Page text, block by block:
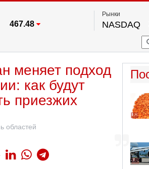
467.48
Рынки
NASDAQ
FTSE 100
S&P 500
NYSE
меняет подход
как будут
приезжих
областей